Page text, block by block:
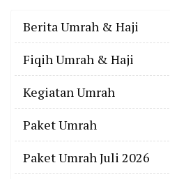
Berita Umrah & Haji
Fiqih Umrah & Haji
Kegiatan Umrah
Paket Umrah
Paket Umrah Juli 2026